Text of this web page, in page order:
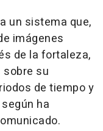
un sistema que,
imágenes
de la fortaleza,
su
de tiempo y
ha